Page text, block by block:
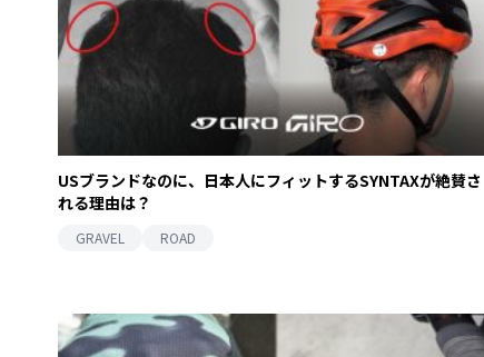
USブランドなのに、日本人にフィットするSYNTAXが絶賛さ
れる理由は？
GRAVEL ROAD